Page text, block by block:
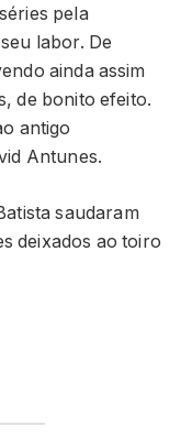
pela
labor. De
ainda assim
de bonito efeito.
antigo
Antunes.
saudaram
deixados ao toiro